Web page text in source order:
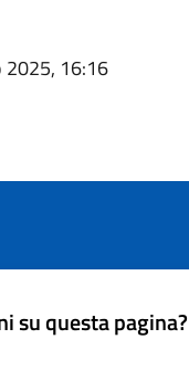
2025, 16:16
su questa pagina?